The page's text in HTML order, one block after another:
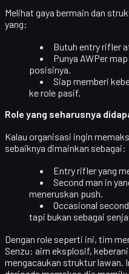
Melihat gaya bermain dan
yang:
Butuh entry rifler
Punya AWPer
posisinya.
Siap memberi
ke role pasif.
Role yang seharusnya
Kalau organisasi ingin
sebaiknya dimainkan sebagai:
Entry rifleryang
Second man in
meneruskan push.
Occasional
tapi bukan sebagai
Dengan role seperti ini, tim
Senzu: aim eksplosif,
mengacaukan struktur lawan.